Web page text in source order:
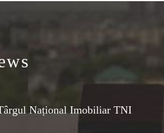
Național Imobiliar TNI